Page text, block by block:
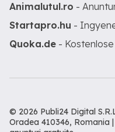
Animalutul.ro -
Startapro.hu -
Quoka.de -
© 2026 Publi24 Digital
Oradea 410346, Romania